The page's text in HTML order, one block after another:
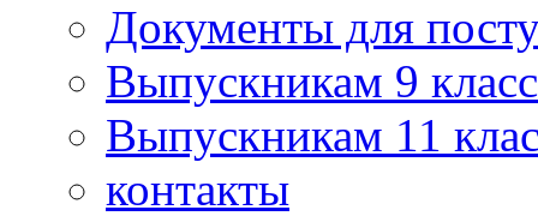
Документы для
Выпускникам 9
Выпускникам 11
контакты